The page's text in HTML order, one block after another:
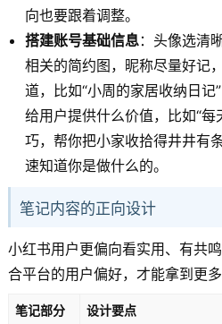
向也要跟着调整。
搭建账号基础信息：头像选清
相关的简约图，昵称尽量好记
道，比如“小周的家居收纳日
给用户提供什么价值，比如“每
巧，帮你把小家收拾得井井有
速知道你是做什么的。
笔记内容的正向设计
小红书用户更偏向看实用、有共
合平台的用户偏好，才能拿到更多
笔记部分 设计要点